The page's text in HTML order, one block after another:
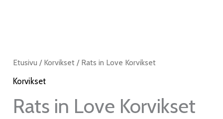
Etusivu / Korvikset / Rats in Love Korvikset
Korvikset
Rats in Love Korvikset